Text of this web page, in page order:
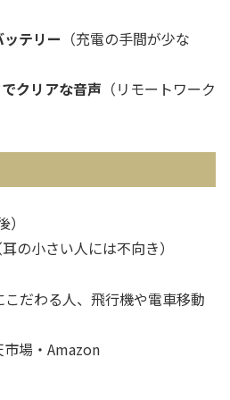
テリー （充電の手間が少な
クリアな音声 （リモートワーク
の小さい人には不向き）
こだわる人、飛行機や電車移動
市場・Amazon